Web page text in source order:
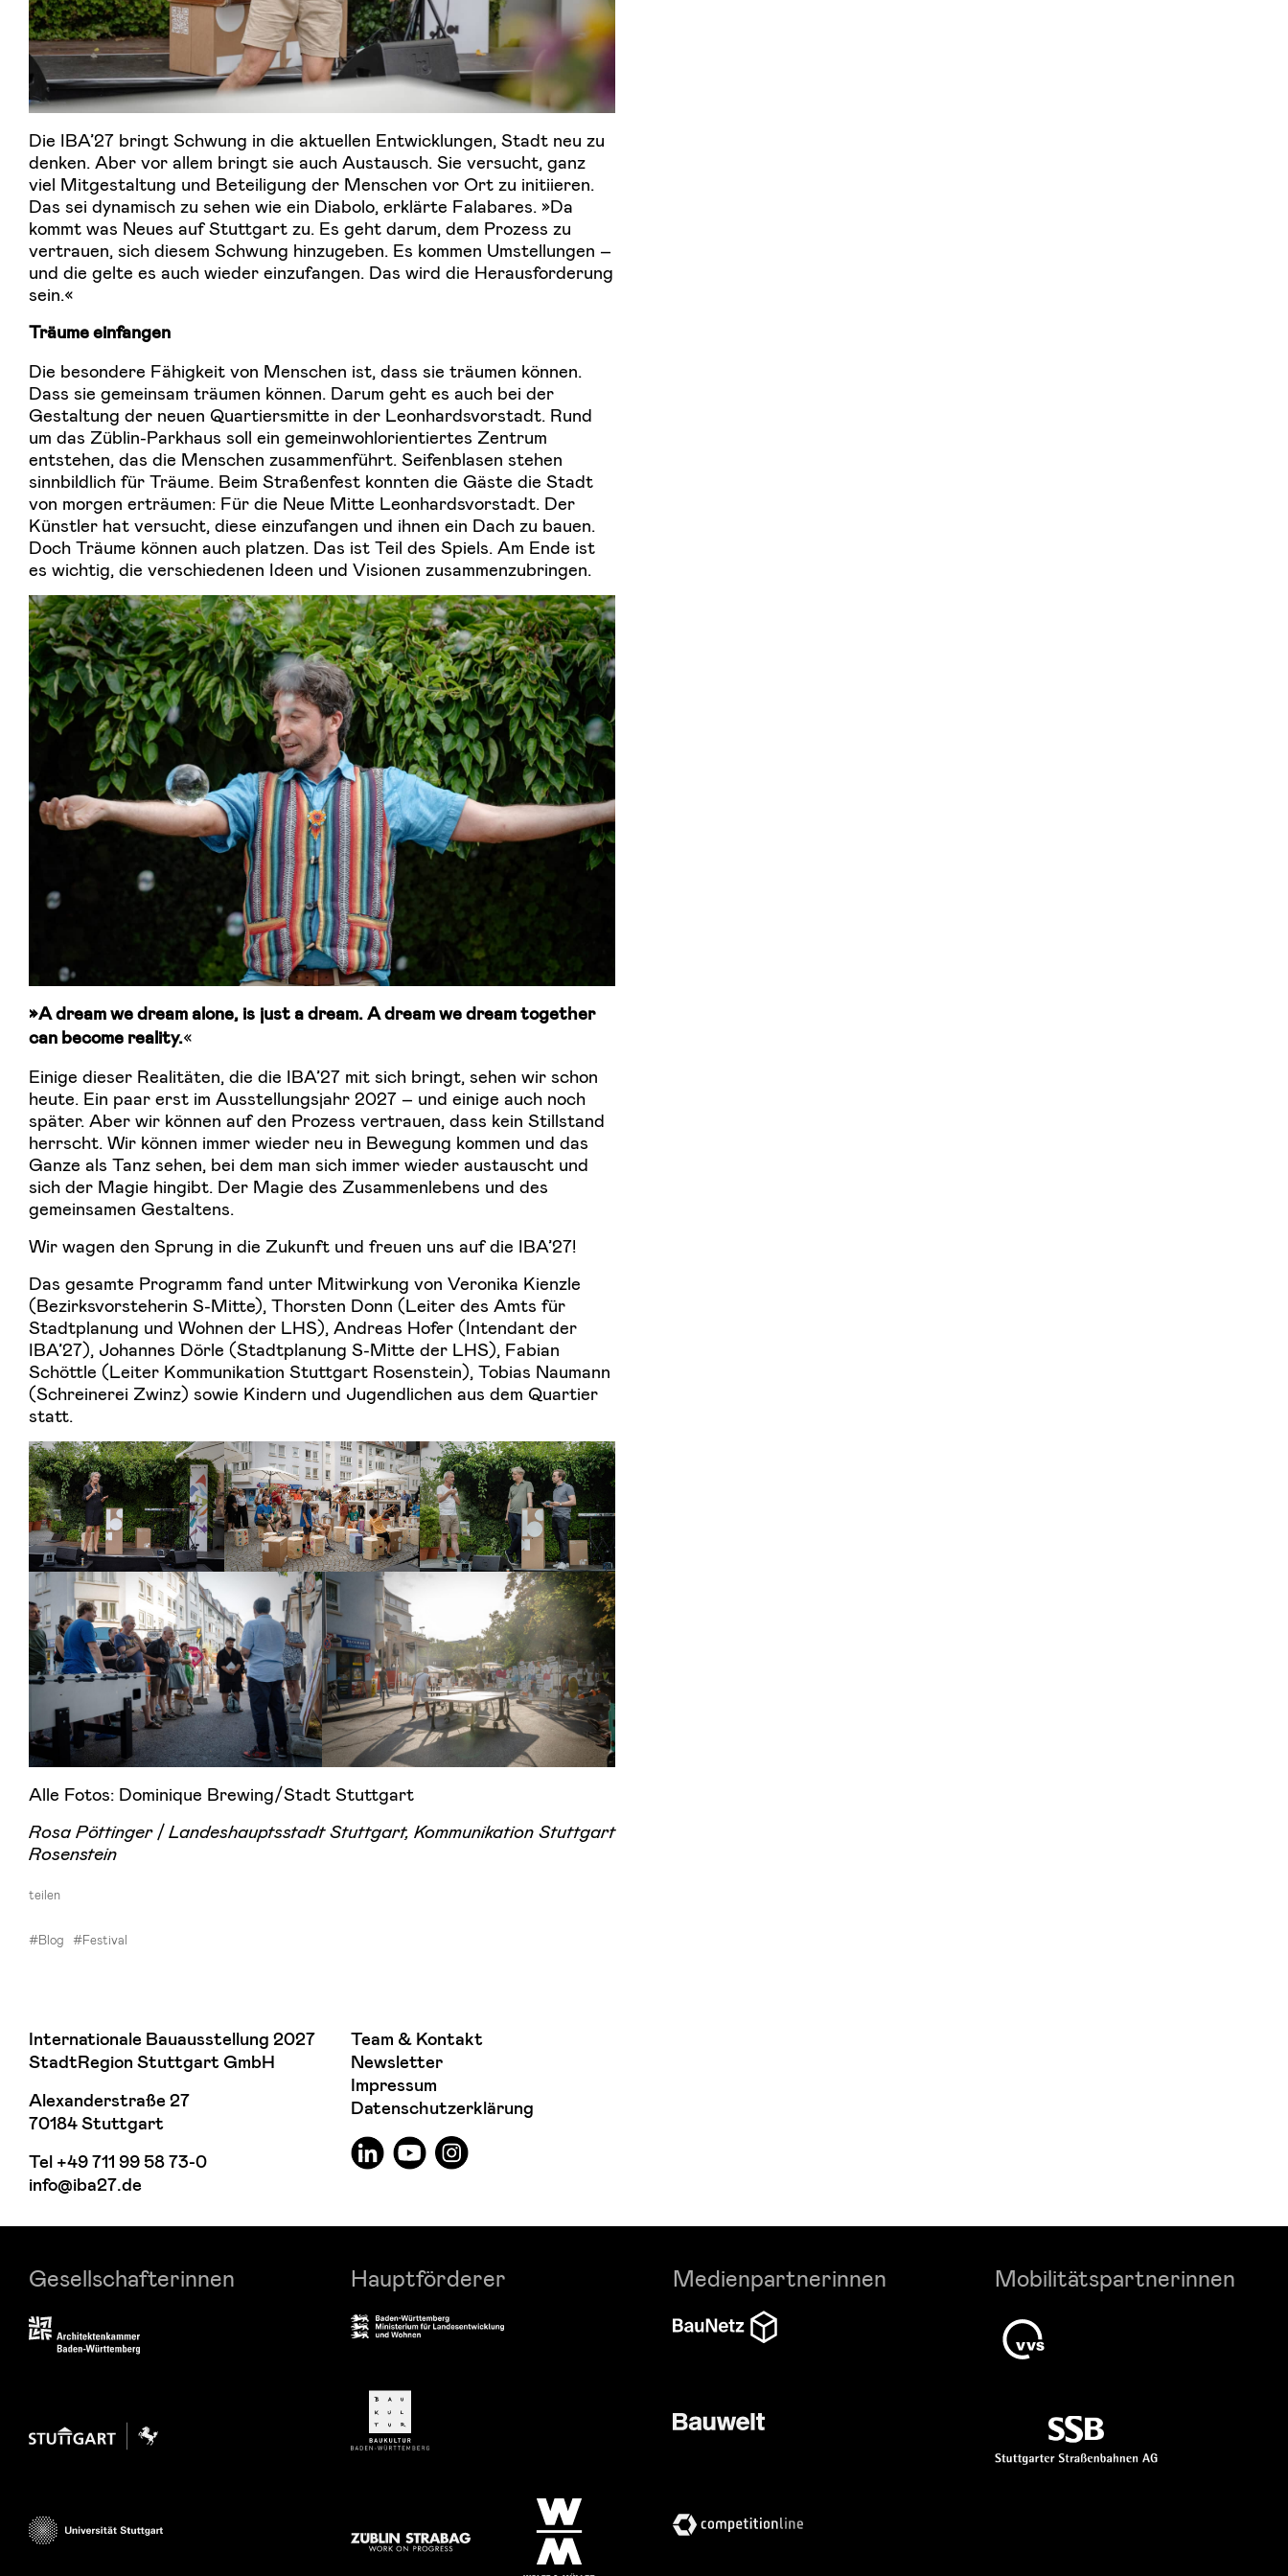
Die IBA’27 bringt Schwung in die aktuellen Entwicklungen, Stadt neu zu
denken. Aber vor allem bringt sie auch Austausch. Sie versucht, ganz
viel Mitgestaltung und Beteiligung der Menschen vor Ort zu initiieren.
Das sei dynamisch zu sehen wie ein Diabolo, erklärte Falabares. »Da
kommt was Neues auf Stuttgart zu. Es geht darum, dem Prozess zu
vertrauen, sich diesem Schwung hinzugeben. Es kommen Umstellungen –
und die gelte es auch wieder einzufangen. Das wird die Herausforderung
sein.«
Träume einfangen
Die besondere Fähigkeit von Menschen ist, dass sie träumen können.
Dass sie gemeinsam träumen können. Darum geht es auch bei der
Gestaltung der neuen Quartiersmitte in der Leonhardsvorstadt. Rund
um das Züblin-Parkhaus soll ein gemeinwohlorientiertes Zentrum
entstehen, das die Menschen zusammenführt. Seifenblasen stehen
sinnbildlich für Träume. Beim Straßenfest konnten die Gäste die Stadt
von morgen erträumen: Für die Neue Mitte Leonhardsvorstadt. Der
Künstler hat versucht, diese einzufangen und ihnen ein Dach zu bauen.
Doch Träume können auch platzen. Das ist Teil des Spiels. Am Ende ist
es wichtig, die verschiedenen Ideen und Visionen zusammenzubringen.
»A dream we dream alone, is just a dream. A dream we dream together
can become reality.«
Einige dieser Realitäten, die die IBA’27 mit sich bringt, sehen wir schon
heute. Ein paar erst im Ausstellungsjahr 2027 – und einige auch noch
später. Aber wir können auf den Prozess vertrauen, dass kein Stillstand
herrscht. Wir können immer wieder neu in Bewegung kommen und das
Ganze als Tanz sehen, bei dem man sich immer wieder austauscht und
sich der Magie hingibt. Der Magie des Zusammenlebens und des
gemeinsamen Gestaltens.
Wir wagen den Sprung in die Zukunft und freuen uns auf die IBA’27!
Das gesamte Programm fand unter Mitwirkung von Veronika Kienzle
(Bezirksvorsteherin S-Mitte), Thorsten Donn (Leiter des Amts für
Stadtplanung und Wohnen der LHS), Andreas Hofer (Intendant der
IBA’27), Johannes Dörle (Stadtplanung S-Mitte der LHS), Fabian
Schöttle (Leiter Kommunikation Stuttgart Rosenstein), Tobias Naumann
(Schreinerei Zwinz) sowie Kindern und Jugendlichen aus dem Quartier
statt.
Alle Fotos: Dominique Brewing/Stadt Stuttgart
Rosa Pöttinger / Landeshauptsstadt Stuttgart, Kommunikation Stuttgart
Rosenstein
teilen
#Blog #Festival
Internationale Bauausstellung 2027
StadtRegion Stuttgart GmbH
Alexanderstraße 27
70184 Stuttgart
Tel +49 711 99 58 73-0
info@iba27.de
Team & Kontakt
Newsletter
Impressum
Datenschutzerklärung
Gesellschafterinnen Hauptförderer Medienpartnerinnen Mobilitätspartnerinnen